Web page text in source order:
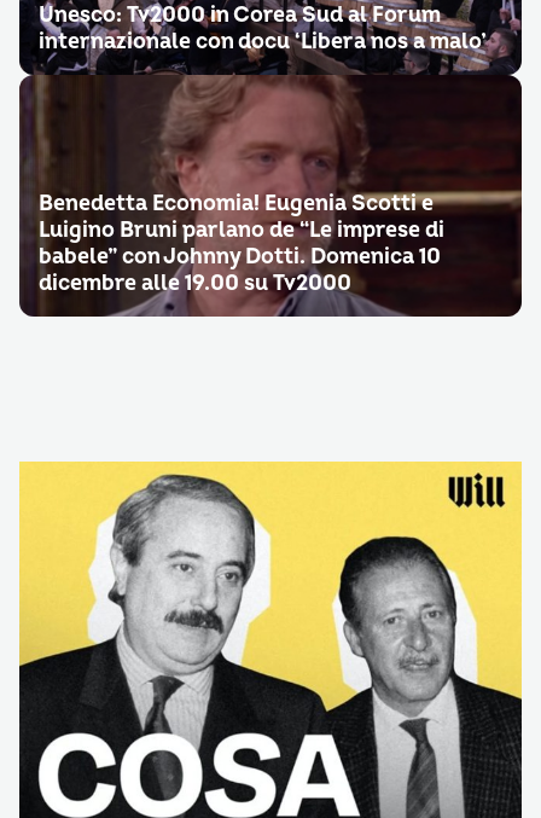
Unesco: Tv2000 in Corea Sud al Forum
internazionale con docu ‘Libera nos a malo’
Benedetta Economia! Eugenia Scotti e
Luigino Bruni parlano de “Le imprese di
babele” con Johnny Dotti. Domenica 10
dicembre alle 19.00 su Tv2000